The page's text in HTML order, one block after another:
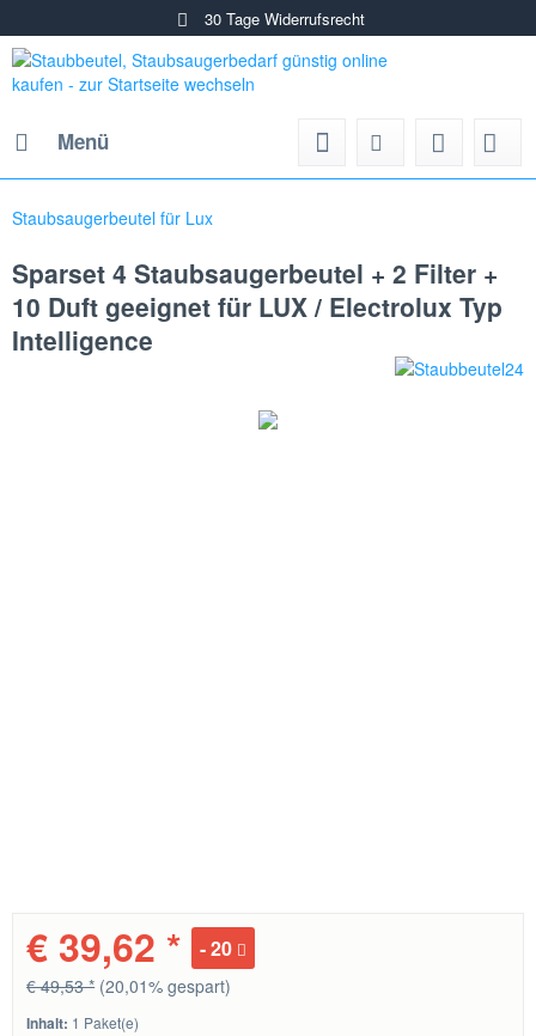
30 Tage Widerrufsrecht
Menü
Staubsaugerbeutel für Lux
Sparset 4 Staubsaugerbeutel + 2 Filter +
10 Duft geeignet für LUX / Electrolux Typ
Intelligence
€ 39,62 * 20
€ 49,53 * (20,01% gespart)
Inhalt: 1 Paket(e)